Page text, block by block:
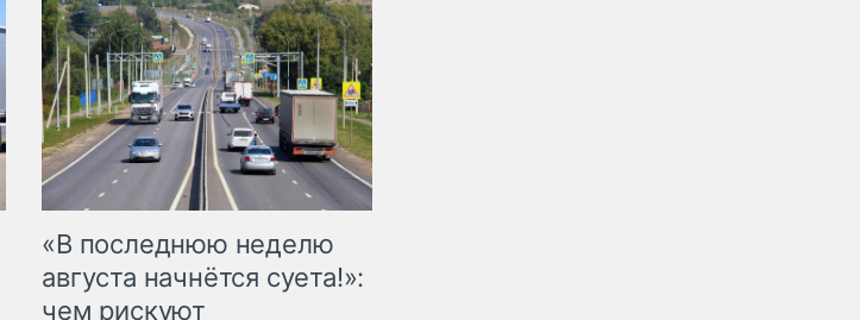
«В последнюю неделю
августа начнётся суета!»:
чем рискуют